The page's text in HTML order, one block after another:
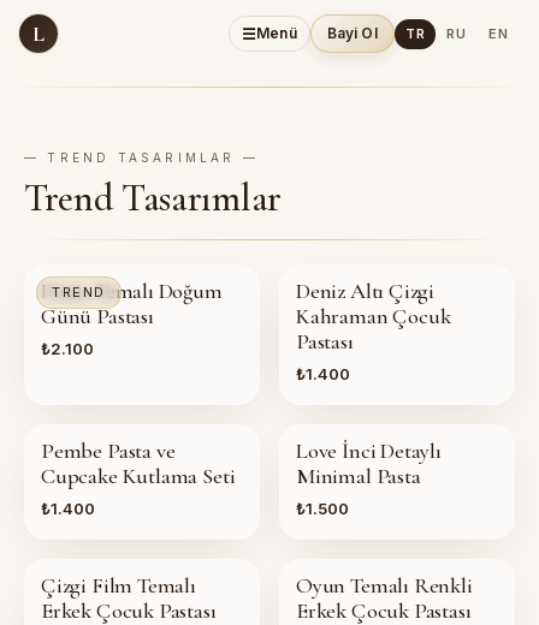
L ☰Menü Bayi Ol TR RU EN
— TREND TASARIMLAR —
Trend Tasarımlar
TREND
Deniz Temalı Doğum
Günü Pastası
₺2.100
Deniz Altı Çizgi
Kahraman Çocuk
Pastası
₺1.400
Pembe Pasta ve
Cupcake Kutlama Seti
₺1.400
Love İnci Detaylı
Minimal Pasta
₺1.500
Çizgi Film Temalı
Erkek Çocuk Pastası
Oyun Temalı Renkli
Erkek Çocuk Pastası